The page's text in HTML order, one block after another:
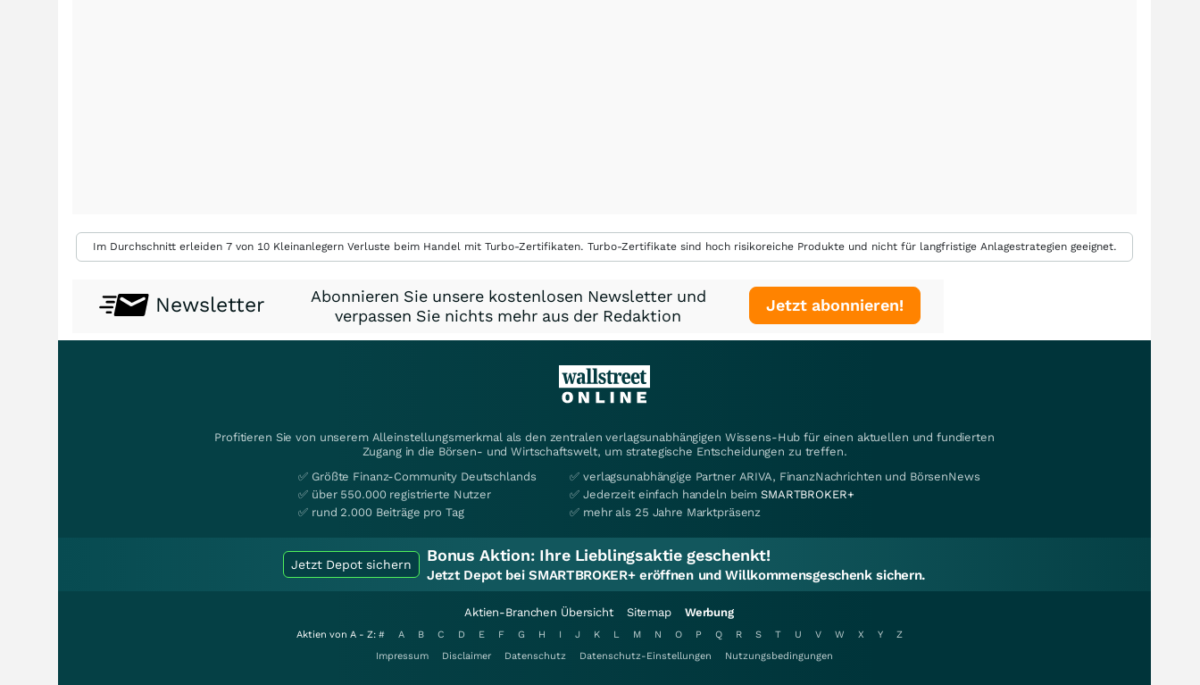
Im Durchschnitt erleiden 7 von 10 Kleinanlegern Verluste beim Handel mit Turbo-Zertifikaten. Turbo-Zertifikate sind hoch risikoreiche Produkte und nicht für langfristige Anlagestrategien geeignet.
Newsletter
Abonnieren Sie unsere kostenlosen Newsletter und
verpassen Sie nichts mehr aus der Redaktion
Jetzt abonnieren!
Profitieren Sie von unserem Alleinstellungsmerkmal als den zentralen verlagsunabhängigen Wissens-Hub für einen aktuellen und fundierten
Zugang in die Börsen- und Wirtschaftswelt, um strategische Entscheidungen zu treffen.
✅ Größte Finanz-Community Deutschlands
✅ über 550.000 registrierte Nutzer
✅ rund 2.000 Beiträge pro Tag
✅ verlagsunabhängige Partner ARIVA, FinanzNachrichten und BörsenNews
✅ Jederzeit einfach handeln beimSMARTBROKER+
✅ mehr als 25 Jahre Marktpräsenz
Jetzt Depot sichern Bonus Aktion: Ihre Lieblingsaktie geschenkt!
Jetzt Depot bei SMARTBROKER+ eröffnen und Willkommensgeschenk sichern.
Aktien-Branchen Übersicht Sitemap Werbung
Aktien von A - Z: # A B C D E F G H I J K L M N O P Q R S T U V W X Y
Z
Impressum
Disclaimer Datenschutz Datenschutz-Einstellungen Nutzungsbedingungen